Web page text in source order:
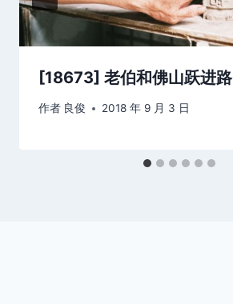
[18673] 老伯和佛山跃进路
作者 良俊 2018 年 9 月 3 日